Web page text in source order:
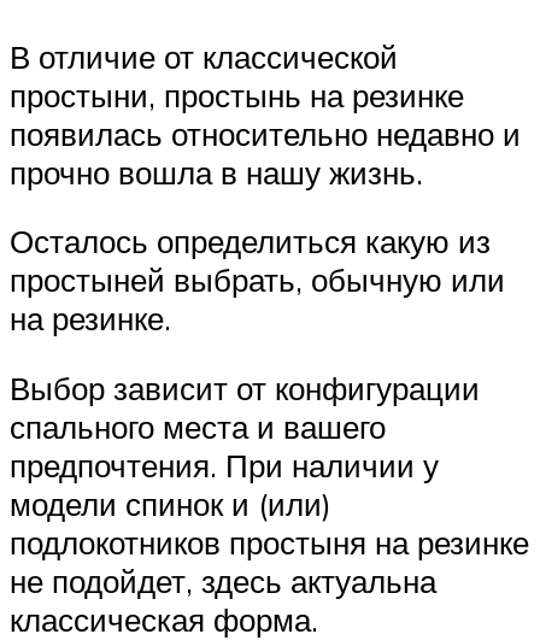
В отличие от классической
простыни, простынь на резинке
появилась относительно недавно и
прочно вошла в нашу жизнь.
Осталось определиться какую из
простыней выбрать, обычную или
на резинке.
Выбор зависит от конфигурации
спального места и вашего
предпочтения. При наличии у
модели спинок и (или)
подлокотников простыня на резинке
не подойдет, здесь актуальна
классическая форма.